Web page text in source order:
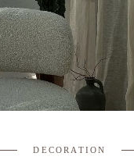
DECORATION